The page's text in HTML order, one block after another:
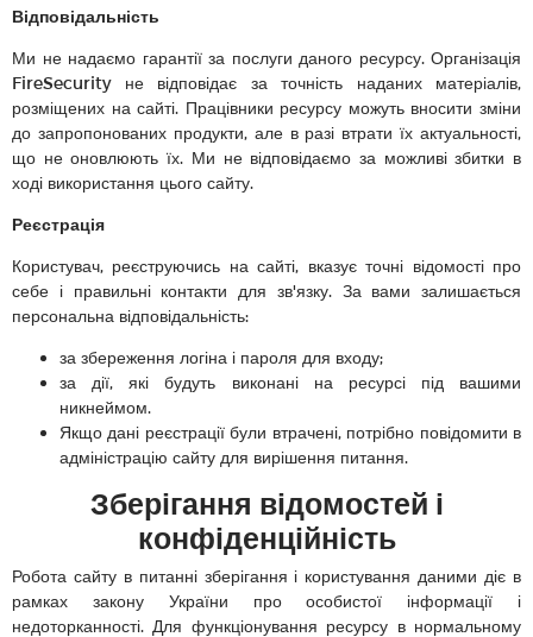
Відповідальність
Ми не надаємо гарантії за послуги даного ресурсу. Організація
FireSecurity не відповідає за точність наданих матеріалів,
розміщених на сайті. Працівники ресурсу можуть вносити зміни
до запропонованих продукти, але в разі втрати їх актуальності,
що не оновлюють їх. Ми не відповідаємо за можливі збитки в
ході використання цього сайту.
Реєстрація
Користувач, реєструючись на сайті, вказує точні відомості про
себе і правильні контакти для зв'язку. За вами залишається
персональна відповідальність:
за збереження логіна і пароля для входу;
за дії, які будуть виконані на ресурсі під вашими
никнеймом.
Якщо дані реєстрації були втрачені, потрібно повідомити в
адміністрацію сайту для вирішення питання.
Зберігання відомостей і
конфіденційність
Робота сайту в питанні зберігання і користування даними діє в
рамках закону України про особистої інформації і
недоторканності. Для функціонування ресурсу в нормальному